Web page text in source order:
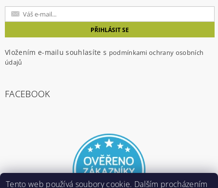
Vložením e-mailu souhlasíte s podmínkami ochrany osobních
údajů
FACEBOOK
Tento web používá soubory cookie. Dalším procházením